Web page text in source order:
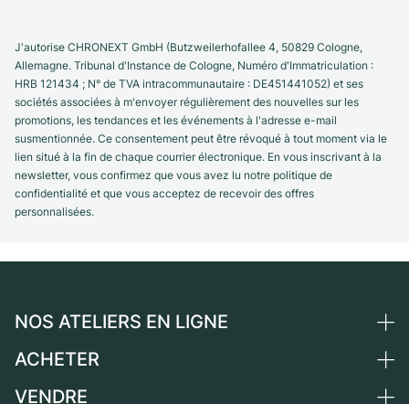
J'autorise CHRONEXT GmbH (Butzweilerhofallee 4, 50829 Cologne,
Allemagne. Tribunal d'Instance de Cologne, Numéro d'Immatriculation :
HRB 121434 ; N° de TVA intracommunautaire : DE451441052) et ses
sociétés associées à m'envoyer régulièrement des nouvelles sur les
promotions, les tendances et les événements à l'adresse e-mail
susmentionnée. Ce consentement peut être révoqué à tout moment via le
lien situé à la fin de chaque courrier électronique. En vous inscrivant à la
newsletter, vous confirmez que vous avez lu notre politique de
confidentialité et que vous acceptez de recevoir des offres
personnalisées.
NOS ATELIERS EN LIGNE
Allemagne
ACHETER
Toutes les montres de luxe
VENDRE